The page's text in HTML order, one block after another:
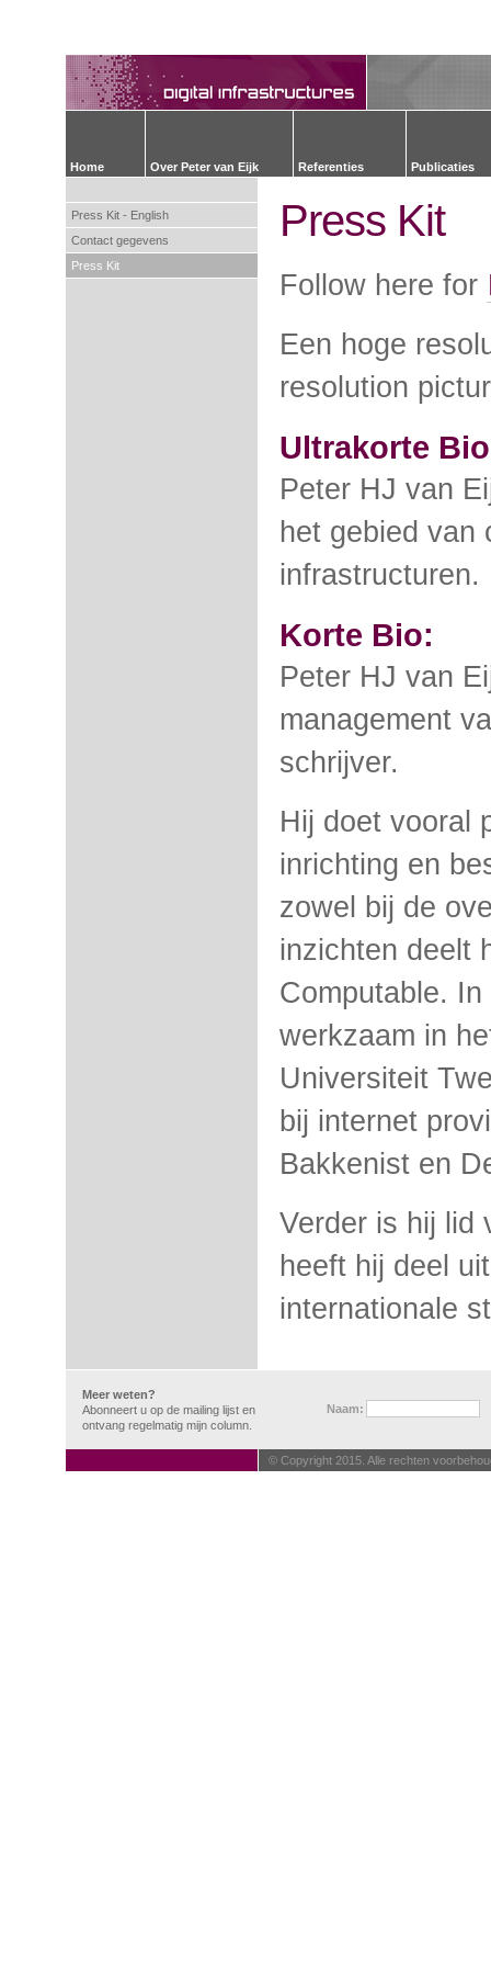
Home Over Peter van Eijk Referenties Publicaties
Press Kit - English
Contact gegevens
Press Kit
Press Kit
Follow here for
Een hoge
resolution
Ultrakorte
Peter HJ van
het gebied van
infrastructuren.
Korte Bio:
Peter HJ van
management
schrijver.
Hij doet vooral
inrichting en
zowel bij de
inzichten deelt
Computable.
werkzaam in
Universiteit
bij internet
Bakkenist en
Verder is hij lid
heeft hij deel
internationale
Meer weten?
Abonneert u op de mailing lijst en
ontvang regelmatig mijn column.
Naam:
© Copyright 2015. Alle rechten